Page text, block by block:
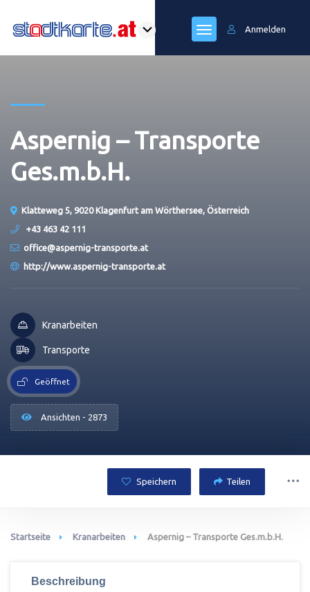
Anmelden
Aspernig – Transporte
Ges.m.b.H.
Klatteweg 5, 9020 Klagenfurt am Wörthersee, Österreich
+43 463 42 111
office@aspernig-transporte.at
http://www.aspernig-transporte.at
Kranarbeiten
Transporte
Geöffnet
Ansichten - 2873
Speichern Teilen
Startseite Kranarbeiten Aspernig – Transporte Ges.m.b.H.
Beschreibung